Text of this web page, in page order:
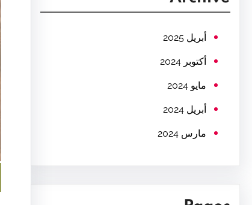
c
أبريل 2025
أكتوبر 2024
مايو 2024
أبريل 2024
مارس 2024